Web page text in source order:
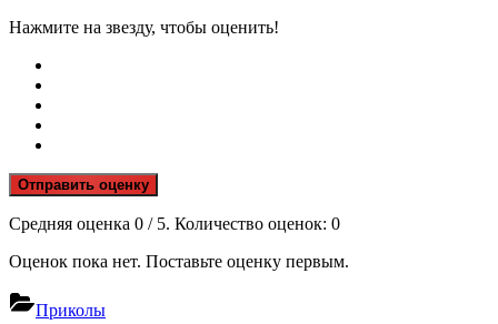
Нажмите на звезду, чтобы оценить!
Отправить оценку
Средняя оценка 0 / 5. Количество оценок: 0
Оценок пока нет. Поставьте оценку первым.
Приколы